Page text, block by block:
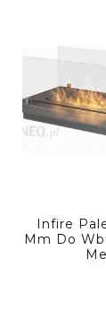
Infire
Mm Do